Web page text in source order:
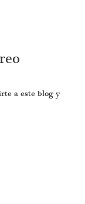
a este blog y